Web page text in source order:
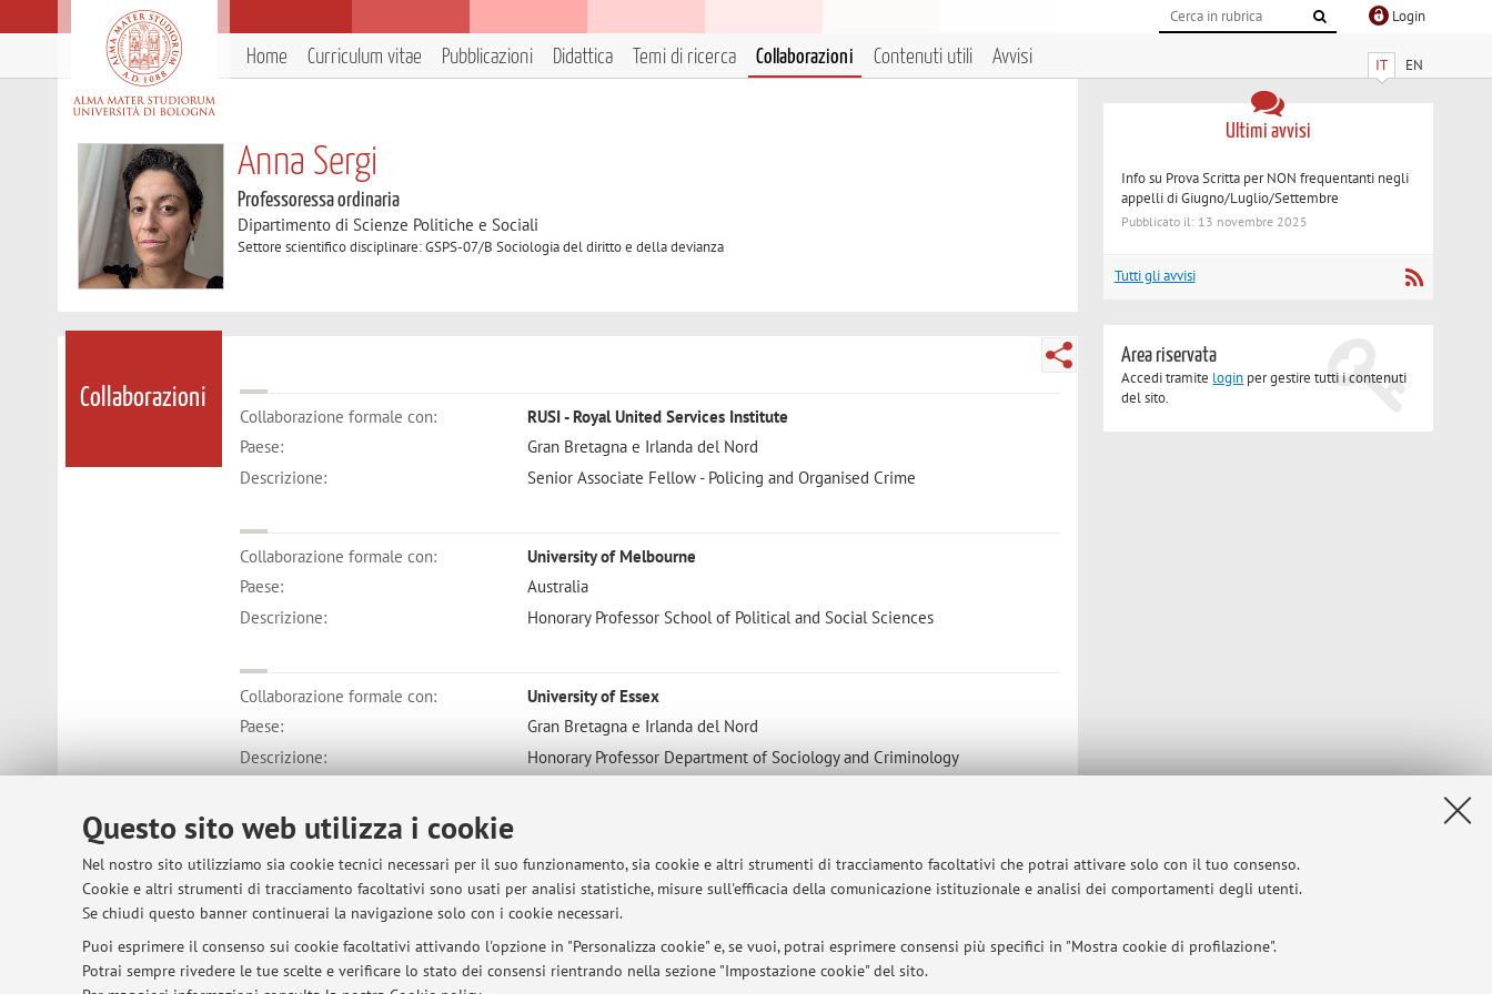
Questo sito web utilizza i cookie
Nel nostro sito utilizziamo sia cookie tecnici necessari per il suo funzionamento, sia cookie e altri strumenti di tracciamento facoltativi che potrai attivare solo con il tuo consenso.
Cookie e altri strumenti di tracciamento facoltativi sono usati per analisi statistiche, misure sull'efficacia della comunicazione istituzionale e analisi dei comportamenti degli utenti.
Se chiudi questo banner continuerai la navigazione solo con i cookie necessari.
Puoi esprimere il consenso sui cookie facoltativi attivando l'opzione in "Personalizza cookie" e, se vuoi, potrai esprimere consensi più specifici in "Mostra cookie di profilazione".
Potrai sempre rivedere le tue scelte e verificare lo stato dei consensi rientrando nella sezione "Impostazione cookie" del sito.
Login
IT EN
Home Curriculum vitae Pubblicazioni Didattica Temi di ricerca Collaborazioni Contenuti utili Avvisi
Anna Sergi
Professoressa ordinaria
Dipartimento di Scienze Politiche e Sociali
Settore scientifico disciplinare: GSPS-07/B Sociologia del diritto e della devianza
Collaborazioni
Collaborazione formale con:
RUSI - Royal United Services Institute
Paese:
Gran Bretagna e Irlanda del Nord
Descrizione:
Senior Associate Fellow - Policing and Organised Crime
Collaborazione formale con:
University of Melbourne
Paese:
Australia
Descrizione:
Honorary Professor School of Political and Social Sciences
Collaborazione formale con:
University of Essex
Paese:
Gran Bretagna e Irlanda del Nord
Descrizione:
Honorary Professor Department of Sociology and Criminology
Ultimi avvisi
Info su Prova Scritta per NON frequentanti negli
appelli di Giugno/Luglio/Settembre
Pubblicato il: 13 novembre 2025
Tutti gli avvisi
Area riservata
Accedi tramite login per gestire tutti i contenuti
del sito.
© 2026 - ALMA MATER STUDIORUM - Università di Bologna - Via Zamboni, 33 - 40126 Bologna - Partita IVA: 01131710376 Privacy Note legali Impostazioni Cookie